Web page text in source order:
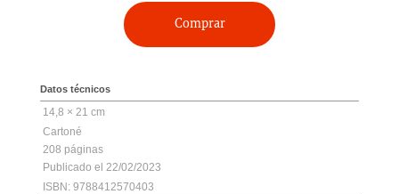
Comprar
Datos técnicos
14,8 × 21 cm
Cartoné
208
22/02/2023
ISBN: 9788412570403